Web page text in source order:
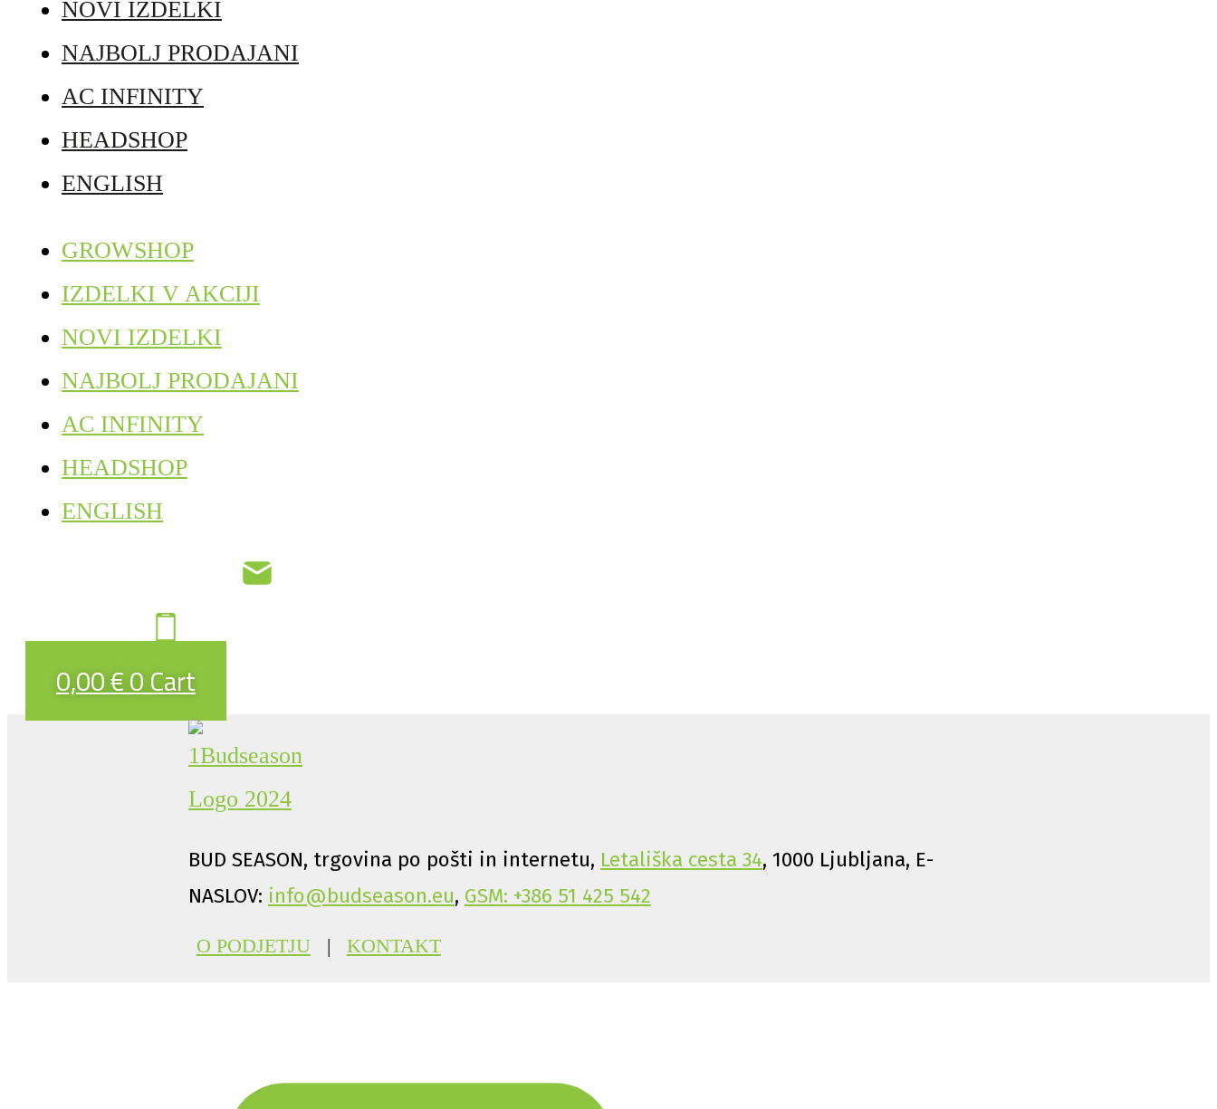
NOVI IZDELKI
NAJBOLJ PRODAJANI
AC INFINITY
HEADSHOP
ENGLISH
GROWSHOP
IZDELKI V AKCIJI
NOVI IZDELKI
NAJBOLJ PRODAJANI
AC INFINITY
HEADSHOP
ENGLISH
0,00€0Cart
BUD SEASON, trgovina po pošti in internetu, Letališka cesta 34, 1000 Ljubljana, E-
NASLOV: info@budseason.eu, GSM: +386 51 425 542
O PODJETJU| KONTAKT